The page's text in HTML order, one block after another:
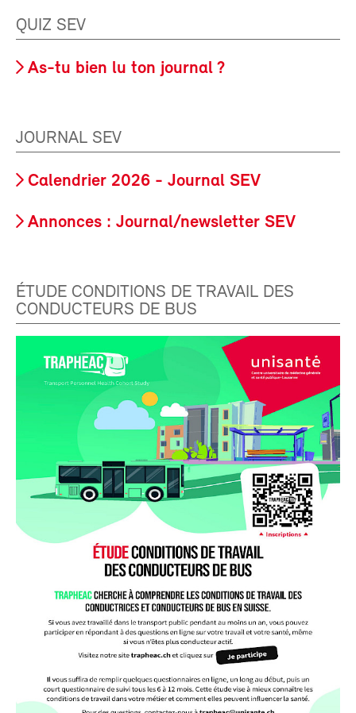
QUIZ SEV
As-tu bien lu ton journal ?
JOURNAL SEV
Calendrier 2026 - Journal SEV
Annonces : Journal/newsletter SEV
ÉTUDE CONDITIONS DE TRAVAIL DES
CONDUCTEURS DE BUS